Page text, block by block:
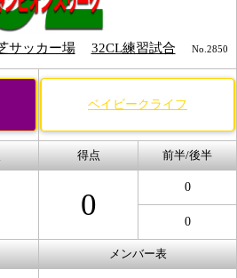
サッカー場 32CL練習試合 No.2850
ベイビークライフ
得点 前半/後半
0
0
0
メンバー表